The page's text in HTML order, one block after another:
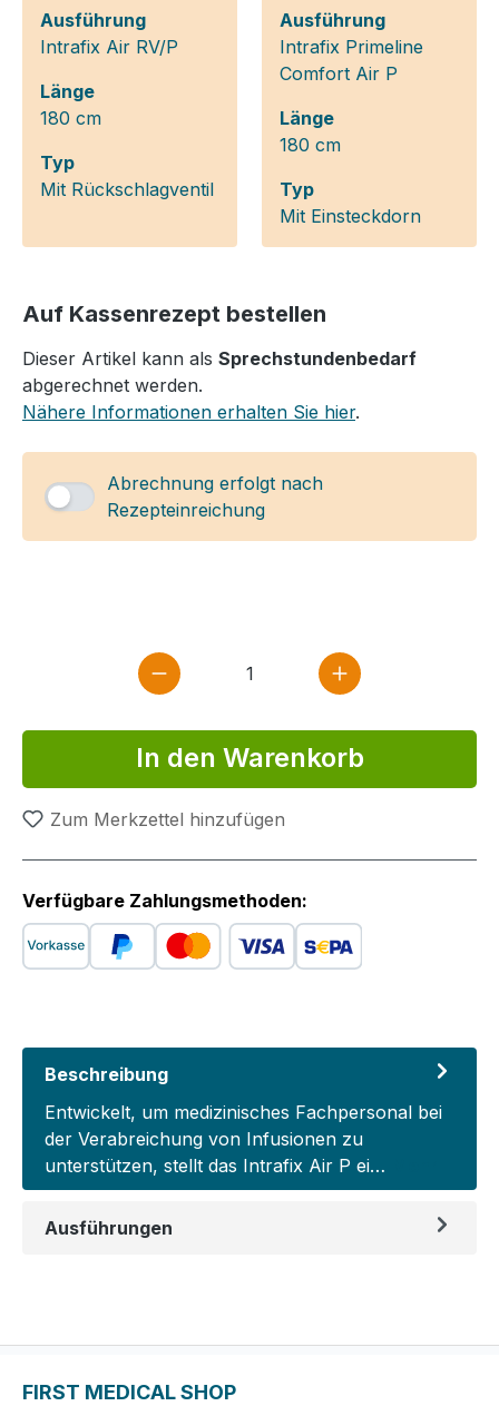
Ausführung
Intrafix Air RV/P
Länge
180 cm
Typ
Mit Rückschlagventil
Ausführung
Intrafix Primeline
Comfort Air P
Länge
180 cm
Typ
Mit Einsteckdorn
Auf Kassenrezept bestellen
Dieser Artikel kann als Sprechstunden­bedarf
abgerechnet werden.
Nähere Informationen erhalten Sie hier.
Abrechnung erfolgt nach
Rezepteinreichung
Produkt Anzahl: Gib den
In den Warenkorb
Zum Merkzettel hinzufügen
Verfügbare Zahlungsmethoden:
Beschreibung
Entwickelt, um medizinisches Fachpersonal bei
der Verabreichung von Infusionen zu
unterstützen, stellt das Intrafix Air P ei…
Ausführungen
FIRST MEDICAL SHOP